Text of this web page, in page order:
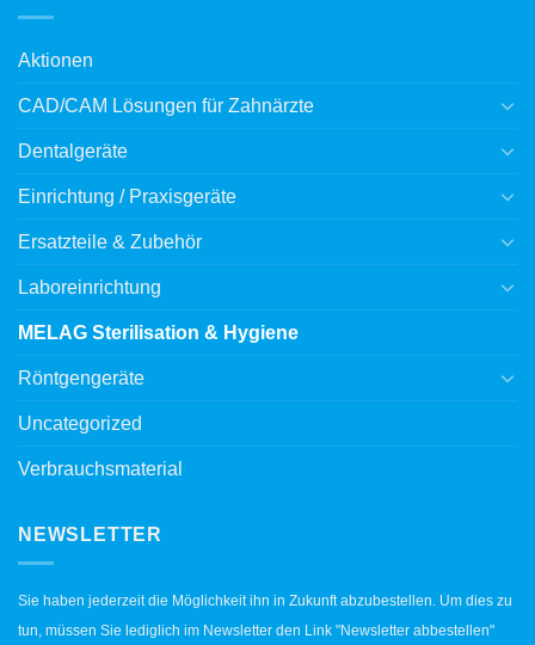
Aktionen
CAD/CAM Lösungen für Zahnärzte
Dentalgeräte
Einrichtung / Praxisgeräte
Ersatzteile & Zubehör
Laboreinrichtung
MELAG Sterilisation & Hygiene
Röntgengeräte
Uncategorized
Verbrauchsmaterial
NEWSLETTER
Sie haben jederzeit die Möglichkeit ihn in Zukunft abzubestellen. Um dies zu
tun, müssen Sie lediglich im Newsletter den Link "Newsletter abbestellen"